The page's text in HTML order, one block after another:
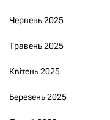
Червень 2025
Травень 2025
Квітень 2025
Березень 2025